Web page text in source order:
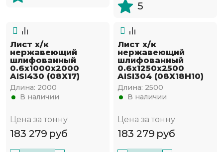
5
Лист х/к
нержавеющий
шлифованный
0.6х1000х2000
AISI430 (08Х17)
Длина: 2000
В наличии
Цена за тонну
183 279 руб
Лист х/к
нержавеющий
шлифованный
0.6х1250х2500
AISI304 (08Х18Н10)
Длина: 2500
В наличии
Цена за тонну
183 279 руб